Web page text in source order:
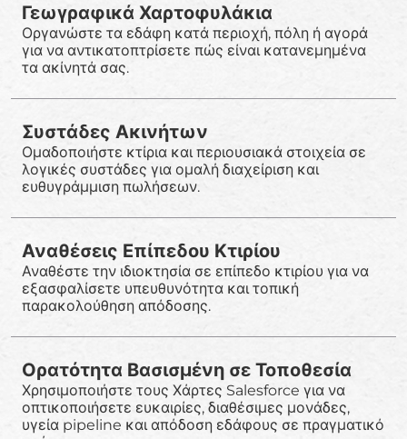
Γεωγραφικά Χαρτοφυλάκια
Οργανώστε τα εδάφη κατά περιοχή, πόλη ή αγορά
για να αντικατοπτρίσετε πώς είναι κατανεμημένα
τα ακίνητά σας.
Συστάδες Ακινήτων
Ομαδοποιήστε κτίρια και περιουσιακά στοιχεία σε
λογικές συστάδες για ομαλή διαχείριση και
ευθυγράμμιση πωλήσεων.
Αναθέσεις Επίπεδου Κτιρίου
Αναθέστε την ιδιοκτησία σε επίπεδο κτιρίου για να
εξασφαλίσετε υπευθυνότητα και τοπική
παρακολούθηση απόδοσης.
Ορατότητα Βασισμένη σε Τοποθεσία
Χρησιμοποιήστε τους Χάρτες Salesforce για να
οπτικοποιήσετε ευκαιρίες, διαθέσιμες μονάδες,
υγεία pipeline και απόδοση εδάφους σε πραγματικό